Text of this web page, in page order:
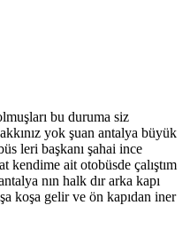
bu duruma siz
yok şuan antalya büyük
leri başkanı şahai ince
kendime ait otobüsde çalıştım
nın halk dır arka kapı
koşa gelir ve ön kapıdan iner